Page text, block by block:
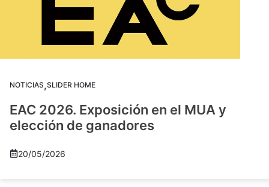
NOTICIAS,SLIDER HOME
EAC 2026. Exposición en el MUA y
elección de ganadores
20/05/2026